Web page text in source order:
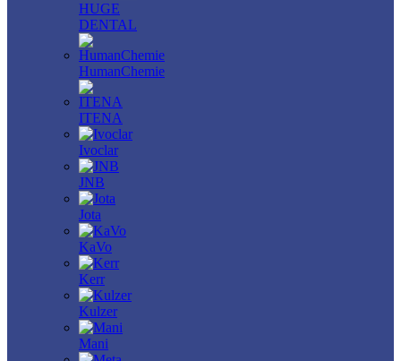
HUGE
DENTAL
HumanChemie
ITENA
Ivoclar
JNB
Jota
KaVo
Kerr
Kulzer
Mani